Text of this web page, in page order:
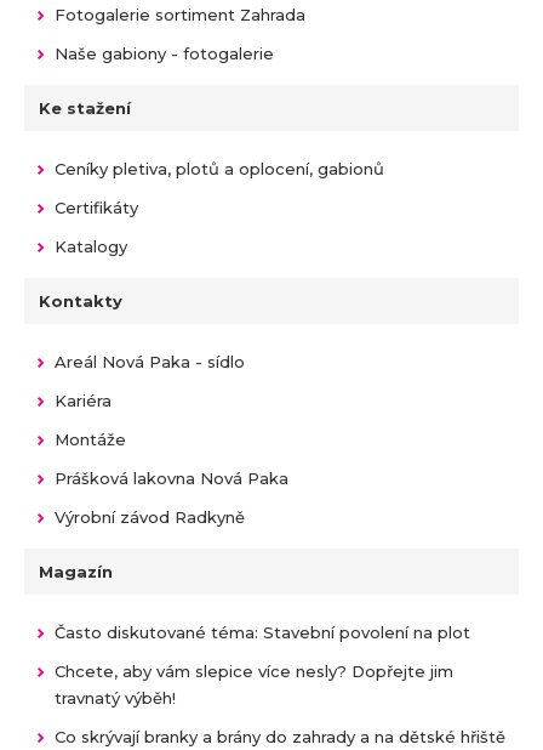
Fotogalerie sortiment Zahrada
Naše gabiony - fotogalerie
Ke stažení
Ceníky pletiva, plotů a oplocení, gabionů
Certifikáty
Katalogy
Kontakty
Areál Nová Paka - sídlo
Kariéra
Montáže
Prášková lakovna Nová Paka
Výrobní závod Radkyně
Magazín
Často diskutované téma: Stavební povolení na plot
Chcete, aby vám slepice více nesly? Dopřejte jim
travnatý výběh!
Co skrývají branky a brány do zahrady a na dětské hřiště